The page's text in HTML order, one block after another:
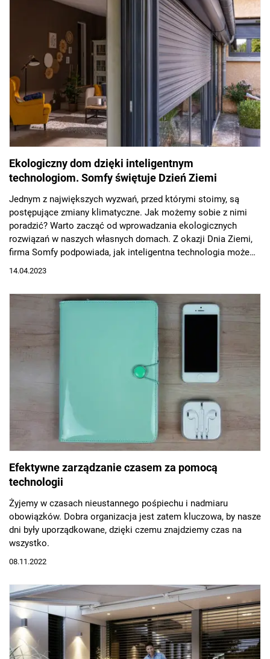
Ekologiczny dom dzięki inteligentnym
technologiom. Somfy świętuje Dzień Ziemi
Jednym z największych wyzwań, przed którymi stoimy, są
postępujące zmiany klimatyczne. Jak możemy sobie z nimi
poradzić? Warto zacząć od wprowadzania ekologicznych
rozwiązań w naszych własnych domach. Z okazji Dnia Ziemi,
firma Somfy podpowiada, jak inteligentna technologia może
pomóc nam w tym zadaniu i sprawić, że nasze domy staną się
14.04.2023
Efektywne zarządzanie czasem za pomocą
technologii
Żyjemy w czasach nieustannego pośpiechu i nadmiaru
obowiązków. Dobra organizacja jest zatem kluczowa, by nasze
dni były uporządkowane, dzięki czemu znajdziemy czas na
wszystko.
08.11.2022